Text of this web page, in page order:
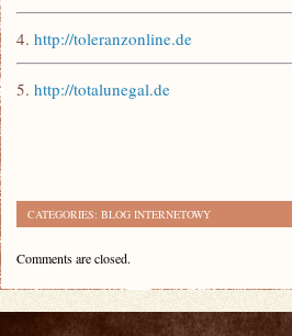
4. http://toleranzonline.de
5. http://totalunegal.de
CATEGORIES: BLOG INTERNETOWY
Comments are closed.